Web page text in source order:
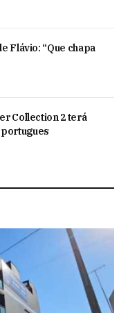
Flávio: “Que chapa
Collection 2 terá